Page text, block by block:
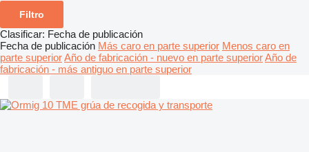
Filtro
Clasificar: Fecha de publicación
Fecha de publicación Más caro en parte superior Menos caro en
parte superiorAño de fabricación - nuevo en parte superiorAño de
fabricación - más antiguo en parte superior